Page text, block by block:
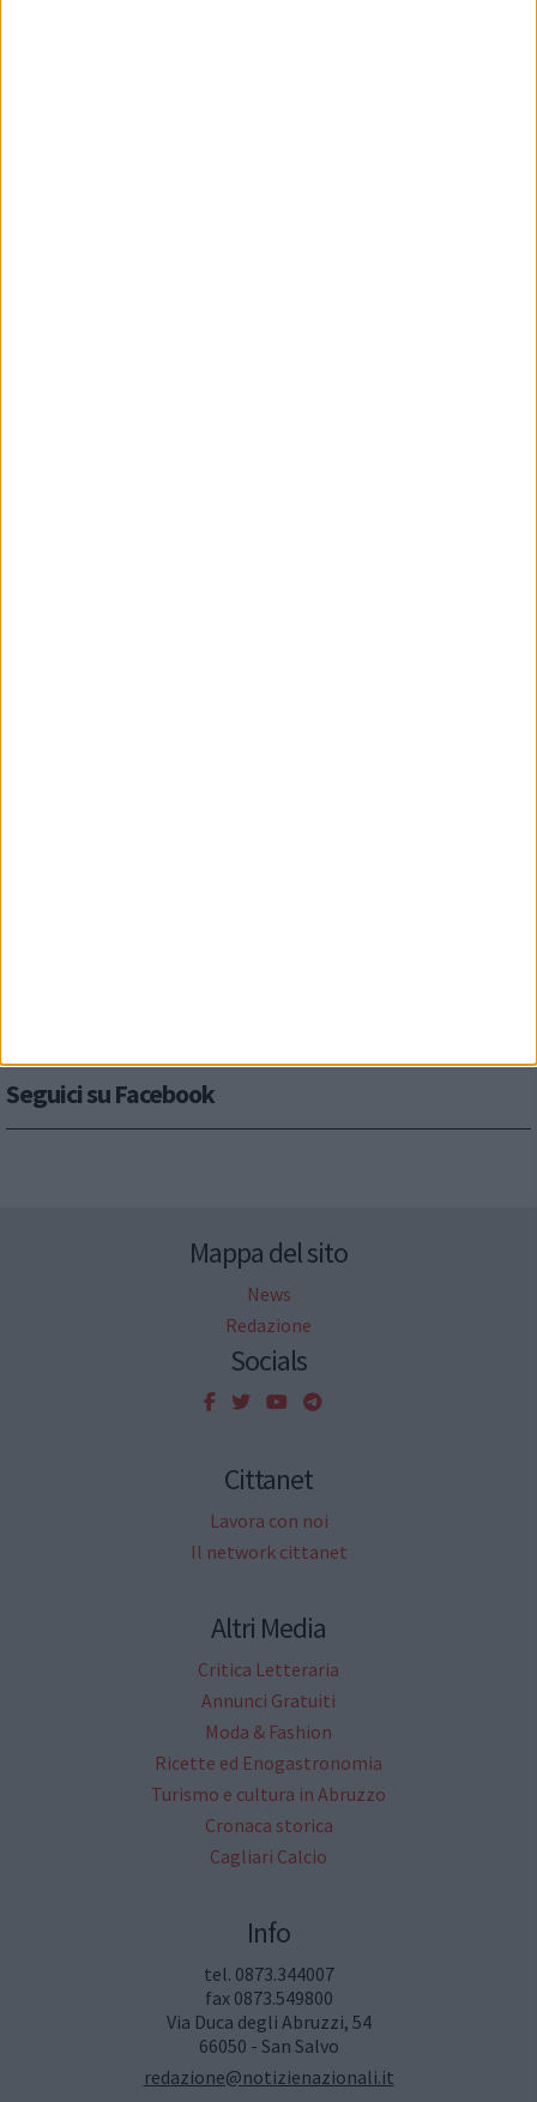
Seguici su Facebook
Mappa del sito
News
Redazione
Socials
Cittanet
Lavora con noi
Il network cittanet
Altri Media
Critica Letteraria
Annunci Gratuiti
Moda & Fashion
Ricette ed Enogastronomia
Turismo e cultura in Abruzzo
Cronaca storica
Cagliari Calcio
Info
tel. 0873.344007
fax 0873.549800
Via Duca degli Abruzzi, 54
66050 - San Salvo
redazione@notizienazionali.it